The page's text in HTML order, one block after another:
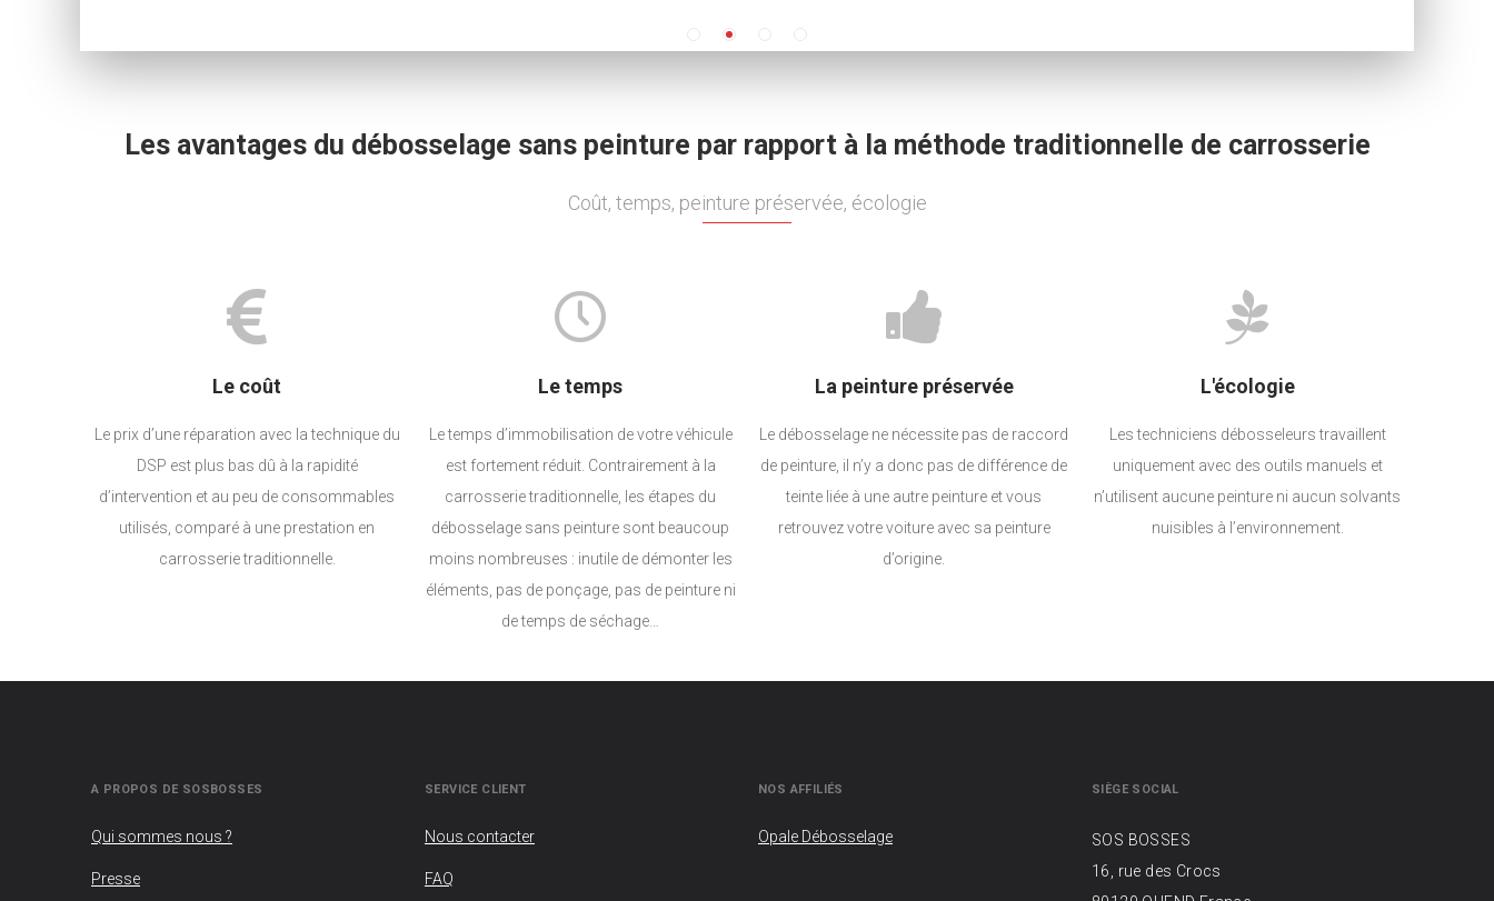
Les avantages du débosselage sans peinture par rapport à la méthode traditionnelle de carrosserie
Coût, temps, peinture préservée, écologie
Le coût
Le prix d’une réparation avec la technique du
DSP est plus bas dû à la rapidité
d’intervention et au peu de consommables
utilisés, comparé à une prestation en
carrosserie traditionnelle.
Le temps
Le temps d’immobilisation de votre véhicule
est fortement réduit. Contrairement à la
carrosserie traditionnelle, les étapes du
débosselage sans peinture sont beaucoup
moins nombreuses : inutile de démonter les
éléments, pas de ponçage, pas de peinture ni
de temps de séchage…
La peinture préservée
Le débosselage ne nécessite pas de raccord
de peinture, il n’y a donc pas de différence de
teinte liée à une autre peinture et vous
retrouvez votre voiture avec sa peinture
d’origine.
L'écologie
Les techniciens débosseleurs travaillent
uniquement avec des outils manuels et
n’utilisent aucune peinture ni aucun solvants
nuisibles à l’environnement.
A PROPOS DE SOSBOSSES
Qui sommes nous ?
Presse
SERVICE CLIENT
Nous contacter
FAQ
NOS AFFILIÉS
Opale Débosselage
SIÈGE SOCIAL
SOS BOSSES
16, rue des Crocs